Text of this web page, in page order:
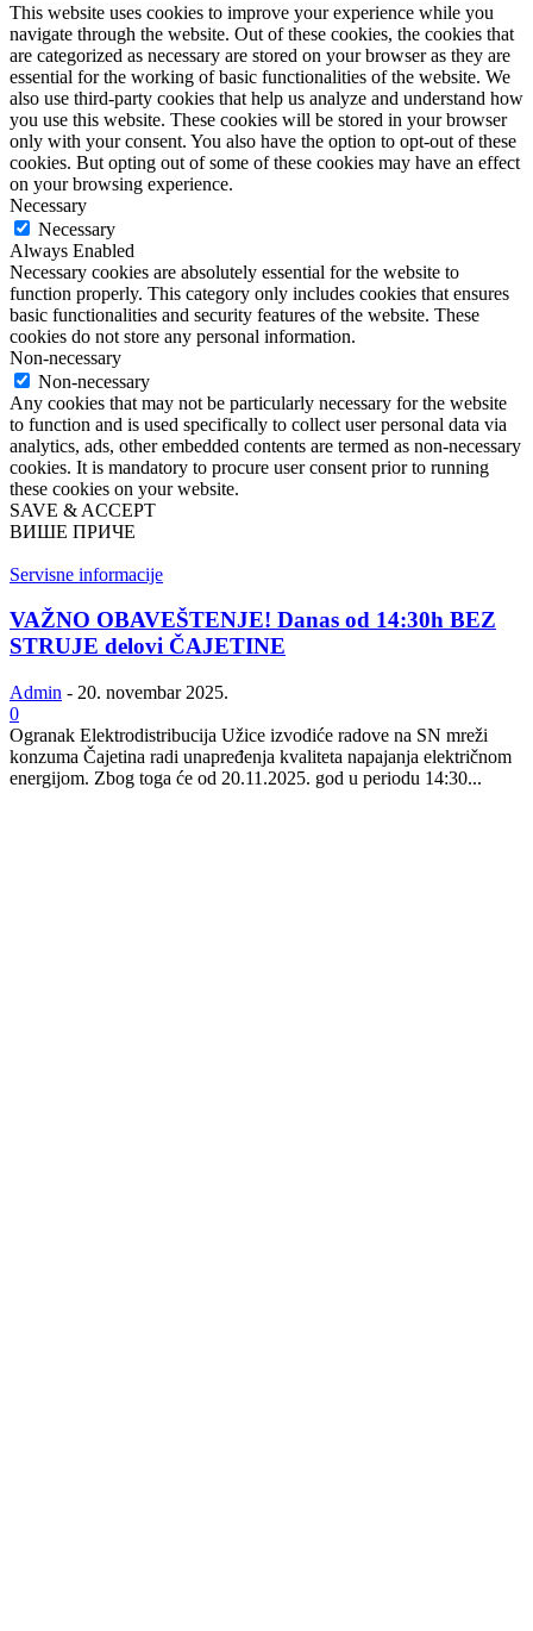
This website uses cookies to improve your experience while you
navigate through the website. Out of these cookies, the cookies that
are categorized as necessary are stored on your browser as they are
essential for the working of basic functionalities of the website. We
also use third-party cookies that help us analyze and understand how
you use this website. These cookies will be stored in your browser
only with your consent. You also have the option to opt-out of these
cookies. But opting out of some of these cookies may have an effect
on your browsing experience.
Necessary
Necessary
Always Enabled
Necessary cookies are absolutely essential for the website to
function properly. This category only includes cookies that ensures
basic functionalities and security features of the website. These
cookies do not store any personal information.
Non-necessary
Non-necessary
Any cookies that may not be particularly necessary for the website
to function and is used specifically to collect user personal data via
analytics, ads, other embedded contents are termed as non-necessary
cookies. It is mandatory to procure user consent prior to running
these cookies on your website.
SAVE & ACCEPT
ВИШЕ ПРИЧЕ
Servisne informacije
VAŽNO OBAVEŠTENJE! Danas od 14:30h BEZ
STRUJE delovi ČAJETINE
Admin - 20. novembar 2025.
0
Ogranak Elektrodistribucija Užice izvodiće radove na SN mreži
konzuma Čajetina radi unapređenja kvaliteta napajanja električnom
energijom. Zbog toga će od 20.11.2025. god u periodu 14:30...